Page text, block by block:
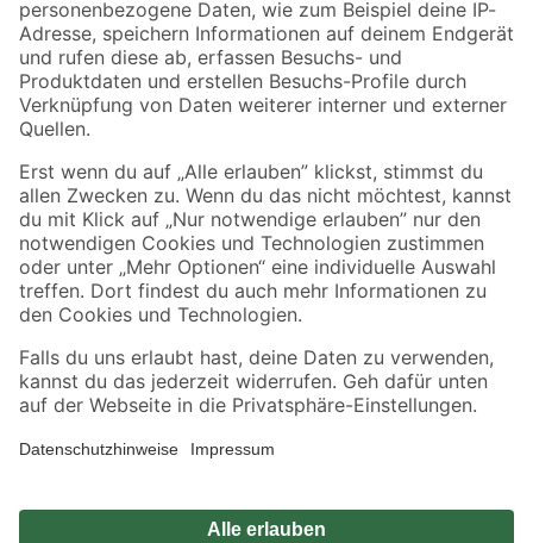
Zahlungsarten Versandarten
Sicher einkaufen
Jetzt die toom-App herunterladen
Alle Preisangaben in EUR inkl. gesetzl. MwSt.. Die dargestellten Angebote sind unter
Umständen nicht in allen Märkten verfügbar. Die angegebenen Verfügbarkeiten beziehen
Produkte nur solange der Vorrat reicht.
*Paketversand ab 59 € versandkostenfrei, gilt nicht für Artikel mit Speditionsversand, hier
Privatsphäre Impressum